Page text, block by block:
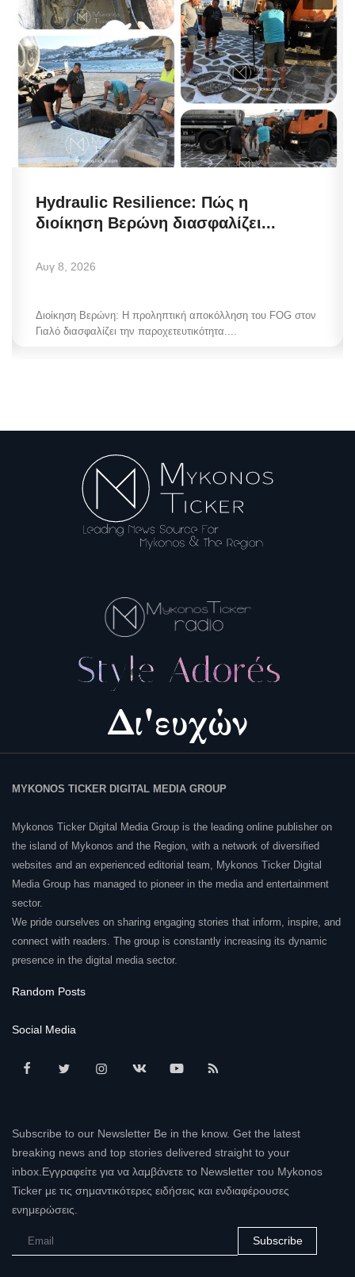
Hydraulic Resilience: Πώς η
διοίκηση Βερώνη διασφαλίζει...
Αυγ 8, 2026
Διοίκηση Βερώνη: Η προληπτική αποκόλληση του FOG στον
Γιαλό διασφαλίζει την παροχετευτικότητα....
MYKONOS TICKER DIGITAL MEDIA GROUP
Mykonos Ticker Digital Media Group is the leading online publisher on
the island of Mykonos and the Region, with a network of diversified
websites and an experienced editorial team, Mykonos Ticker Digital
Media Group has managed to pioneer in the media and entertainment
sector.
We pride ourselves on sharing engaging stories that inform, inspire, and
connect with readers. The group is constantly increasing its dynamic
presence in the digital media sector.
Random Posts
Social Media
Subscribe to our Newsletter Be in the know. Get the latest
breaking news and top stories delivered straight to your
inbox.Εγγραφείτε για να λαμβάνετε το Newsletter του Mykonos
Ticker με τις σημαντικότερες ειδήσεις και ενδιαφέρουσες
ενημερώσεις.
Subscribe